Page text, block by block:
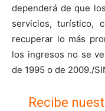
dependerá de que
servicios, turístico,
recuperar lo más
los ingresos no se
de 1995 o de 2009./
Recibe